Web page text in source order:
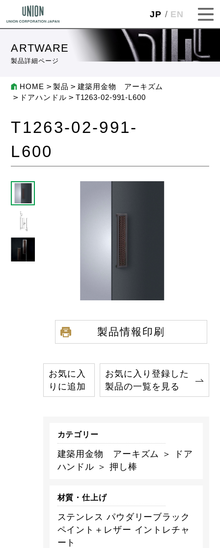
JP EN
ARTWARE
製品詳細ページ
HOME 製品
建築用金物 アーキズム
ドアハンドル
T1263-02-991-L600
T1263-02-991-
L600
製品情報印刷
お気に入
りに追加
お気に入り登録した
製品の一覧を見る
カテゴリー
建築用金物 アーキズム ＞ ドア
ハンドル ＞ 押し棒
材質・仕上げ
ステンレス パウダリーブラック
ペイント＋レザー イントレチャ
ート